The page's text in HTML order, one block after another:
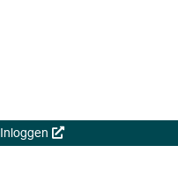
Inloggen